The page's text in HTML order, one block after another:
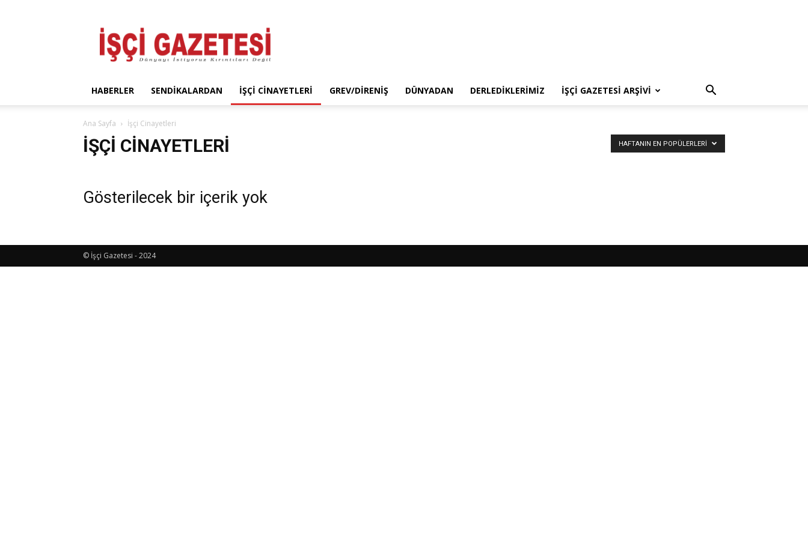
Gazetesi
HABERLER SENDIKALARDAN İŞÇI CINAYETLERI GREV/DIRENIŞ DÜNYADAN DERLEDIKLERIMIZ İŞÇI GAZETESI ARŞIVI
Ana Sayfa İşçi Cinayetleri
İŞÇI CINAYETLERI HAFTANIN EN POPÜLERLERI
Gösterilecek bir içerik yok
© İşçi Gazetesi - 2024